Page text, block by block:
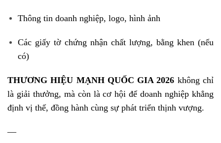
Thông tin doanh nghiệp, logo, hình ảnh
Các giấy tờ chứng nhận chất lượng, bằng khen (nếu
có)
THƯƠNG HIỆU MẠNH QUỐC GIA 2026 không chỉ
là giải thưởng, mà còn là cơ hội để doanh nghiệp khẳng
định vị thế, đồng hành cùng sự phát triển thịnh vượng.
—